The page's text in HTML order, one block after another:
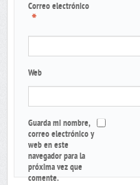
Correo electrónico
*
Web
Guarda mi nombre,
correo electrónico y
web en este
navegador para la
próxima vez que
comente.